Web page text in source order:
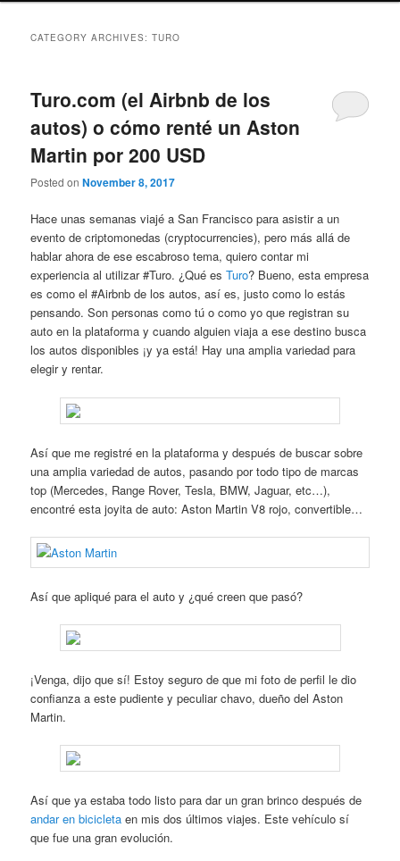
CATEGORY ARCHIVES:TURO
Turo.com (el Airbnb de los
autos) o cómo renté un Aston
Martin por 200 USD
Posted onNovember 8, 2017
Hace unas semanas viajé a San Francisco para asistir a un
evento de criptomonedas (cryptocurrencies), pero más allá de
hablar ahora de ese escabroso tema, quiero contar mi
experiencia al utilizar #Turo. ¿Qué esTuro? Bueno, esta empresa
es como el #Airbnb de los autos, así es, justo como lo estás
pensando. Son personas como tú o como yo que registran su
auto en la plataforma y cuando alguien viaja a ese destino busca
los autos disponibles ¡y ya está! Hay una amplia variedad para
elegir y rentar.
Así que me registré en la plataforma y después de buscar sobre
una amplia variedad de autos, pasando por todo tipo de marcas
top (Mercedes, Range Rover, Tesla, BMW, Jaguar, etc…),
encontré esta joyita de auto: Aston Martin V8 rojo, convertible…
Así que apliqué para el auto y ¿qué creen que pasó?
¡Venga, dijo que sí! Estoy seguro de que mi foto de perfil le dio
confianza a este pudiente y peculiar chavo, dueño del Aston
Martin.
Así que ya estaba todo listo para dar un gran brinco después de
andar en bicicleta en mis dos últimos viajes. Este vehículo sí
que fue una gran evolución.